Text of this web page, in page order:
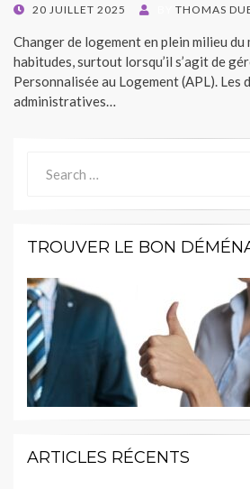
POSTED
20 JUILLET 2025 THOMAS
Changer de logement en plein milieu du
habitudes, surtout lorsqu’il s’agit de
Personnalisée au Logement (APL). Les
administratives…
for:
TROUVER LE BON
ARTICLES RÉCENTS